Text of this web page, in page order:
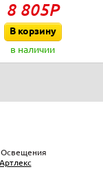
8 805Р
В корзину
в наличии
Артлекс